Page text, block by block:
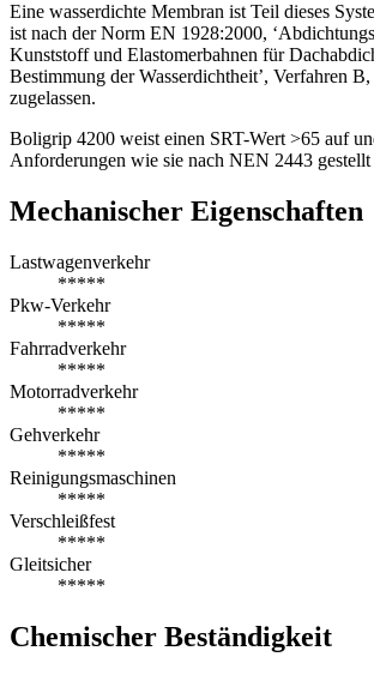
Eine wasserdichte Membran ist Teil dieses
ist nach der Norm EN 1928:2000,
Kunststoff­ und Elastomerbahnen für
Bestimmung der Wasserdichtheit’, Verfahren
zugelassen.
Boligrip 4200 weist einen SRT-Wert >65 auf
Anforderungen wie sie nach NEN 2443 gestellt
Mechanischer Eigenschaften
Lastwagenverkehr
*****
Pkw-Verkehr
*****
Fahrradverkehr
*****
Motorradverkehr
*****
Gehverkehr
*****
Reinigungsmaschinen
*****
Verschleißfest
*****
Gleitsicher
*****
Chemischer Beständigkeit